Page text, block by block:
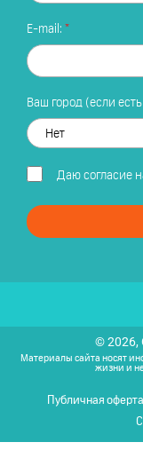
E-mail:
Ваш город (если
Даю согласие
© 2026,
Материалы сайта носят
жизни и
Публичная оферта